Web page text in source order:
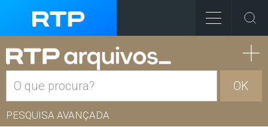
OK
PESQUISA AVANÇADA